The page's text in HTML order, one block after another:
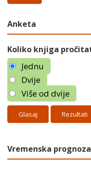
Anketa
Koliko knjiga
Jednu
Dvije
Više od dvije
Rezultati
Vremenska prognoza